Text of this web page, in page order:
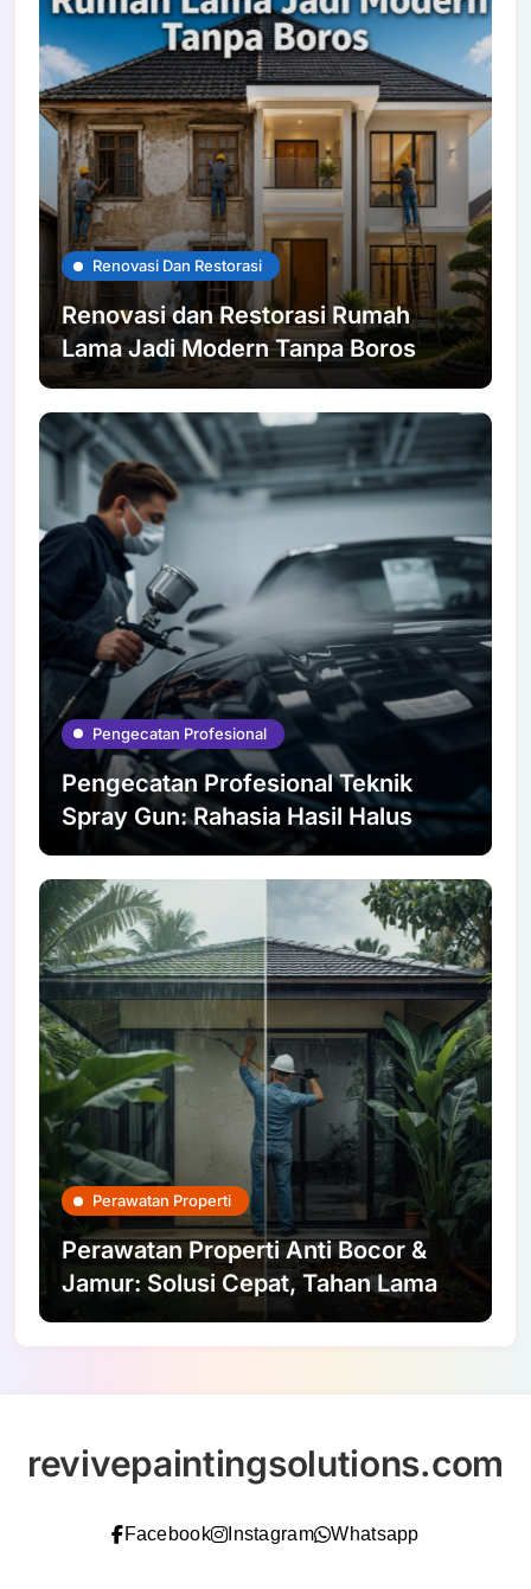
Renovasi Dan Restorasi
Renovasi dan Restorasi Rumah
Lama Jadi Modern Tanpa Boros
Pengecatan Profesional
Pengecatan Profesional Teknik
Spray Gun: Rahasia Hasil Halus
Perawatan Properti
Perawatan Properti Anti Bocor &
Jamur: Solusi Cepat, Tahan Lama
revivepaintingsolutions.com
Facebook Instagram Whatsapp